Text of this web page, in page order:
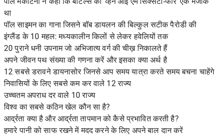
था
पॉल साइमन का गाना जिसने बॉब डायलन की बिल्कुल सटीक पैरोडी की
इंग्लैंड के 10 महल: मध्यकालीन किलों से लेकर हवेलियों तक
20 पुराने धनी उपनाम जो अभिजात्य वर्ग की चीख़ निकालते हैं
अपने जीवन पथ संख्या की गणना करें और इसका क्या अर्थ है
12 सबसे डरावने डायनासोर जिनसे आप समय यात्रा करते समय बचना चाहेंगे
निवासियों के लिए सबसे कम कर वाले 12 राज्य
उच्चतम अपराध दर वाले 10 राज्य
विश्व का सबसे कठिन खेल कौन सा है?
आर्द्रता क्या है और आर्द्रता तापमान को कैसे प्रभावित करती है?
हमारे पानी को साफ रखने में मदद करने के लिए अपने बाल दान करें